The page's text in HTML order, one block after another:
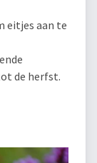
eitjes aan te
de herfst.